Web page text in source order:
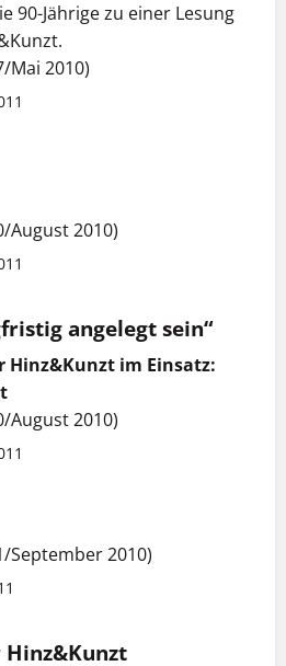
90-Jährige zu einer Lesung
Mai 2010)
August 2010)
angelegt sein“
Hinz&Kunzt im Einsatz:
August 2010)
September 2010)
Hinz&Kunzt